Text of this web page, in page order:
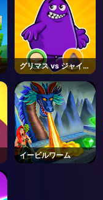
グリマス vs ジャイア
ントクラウンシュー
ズ
イービルワーム